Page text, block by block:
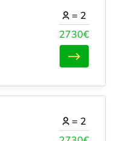
2730€
= 2
= 2